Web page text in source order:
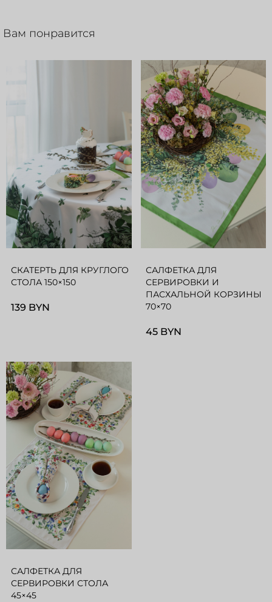
Вам понравится
СКАТЕРТЬ ДЛЯ КРУГЛОГО
СТОЛА 150×150
139 BYN
САЛФЕТКА ДЛЯ
СЕРВИРОВКИ И
ПАСХАЛЬНОЙ КОРЗИНЫ
70×70
45 BYN
САЛФЕТКА ДЛЯ
СЕРВИРОВКИ СТОЛА
45×45